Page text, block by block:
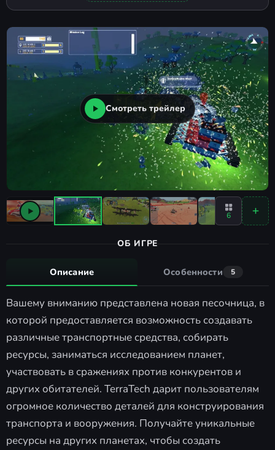
Смотреть трейлер
6
ОБ ИГРЕ
Описание Особенности 5
Вашему вниманию представлена новая песочница, в
которой предоставляется возможность создавать
различные транспортные средства, собирать
ресурсы, заниматься исследованием планет,
участвовать в сражениях против конкурентов и
других обитателей. TerraTech дарит пользователям
огромное количество деталей для конструирования
транспорта и вооружения. Получайте уникальные
ресурсы на других планетах, чтобы создать